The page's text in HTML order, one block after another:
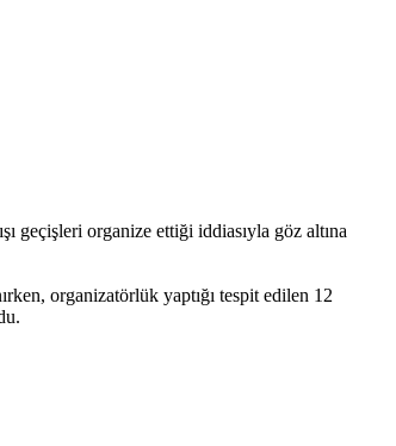
geçişleri organize ettiği iddiasıyla göz altına
organizatörlük yaptığı tespit edilen 12